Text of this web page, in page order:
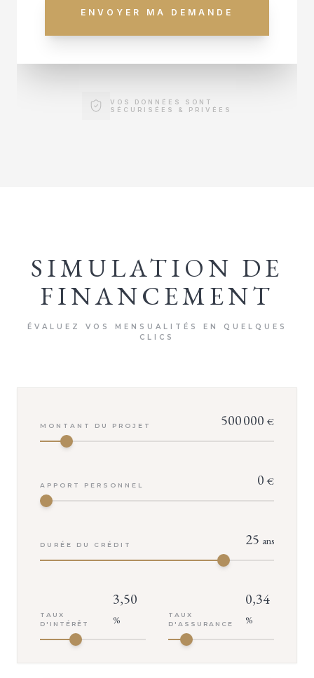
ENVOYER MA DEMANDE
VOS DONNÉES SONT
SÉCURISÉES & PRIVÉES
SIMULATION DE
FINANCEMENT
ÉVALUEZ VOS MENSUALITÉS EN QUELQUES
CLICS
MONTANT DU PROJET 500 000 €
APPORT PERSONNEL 0 €
DURÉE DU CRÉDIT 25 ans
TAUX
D'INTÉRÊT
3,50
%
TAUX
D'ASSURANCE
0,34
%